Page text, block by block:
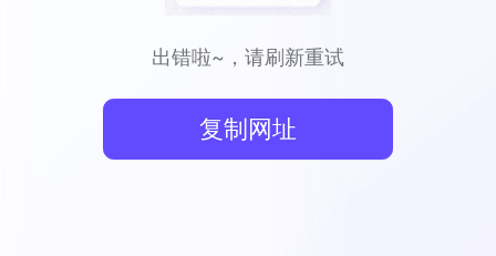
出错啦~，请刷新重试
复制网址